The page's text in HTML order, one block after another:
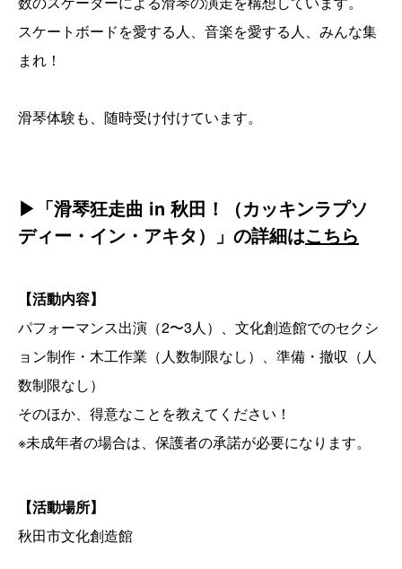
スケートボードを愛する人、音楽を愛する人、みんな集
まれ！
滑琴体験も、随時受け付けています。
▶︎「滑琴狂走曲 in 秋田！（カッキンラプソ
ディー・イン・アキタ）」の詳細はこちら
【活動内容】
パフォーマンス出演（2〜3人）、文化創造館でのセクシ
ョン制作・木工作業（人数制限なし）、準備・撤収（人
数制限なし）
そのほか、得意なことを教えてください！
※未成年者の場合は、保護者の承諾が必要になります。
【活動場所】
秋田市文化創造館